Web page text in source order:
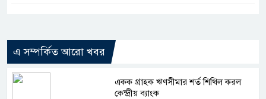
এ সম্পর্কিত আরো খবর
একক গ্রাহক ঋণসীমার শর্ত শিথিল করল
কেন্দ্রীয় ব্যাংক